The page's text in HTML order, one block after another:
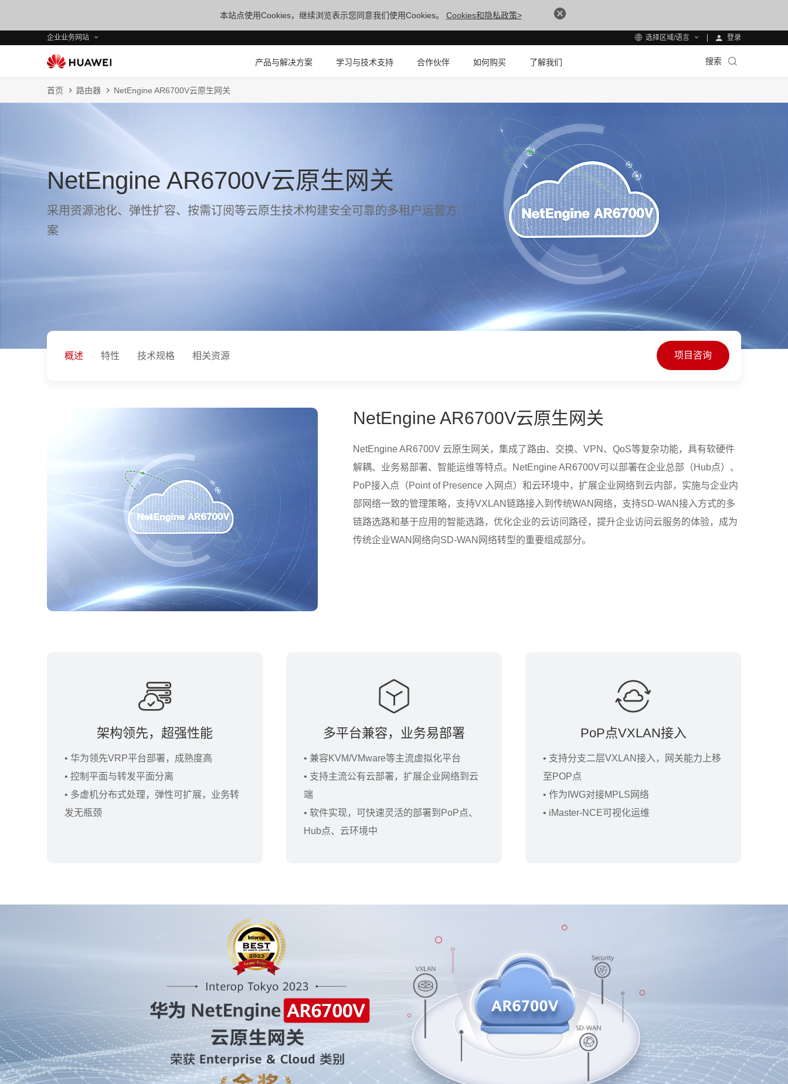
本站点使用Cookies，继续浏览表示您同意我们使用Cookies。 Cookies和隐私政策>
企业业务网站 选择区域/语言 登录
产品与解决方案 学习与技术支持 合作伙伴 如何购买 了解我们 搜索
首页 路由器 NetEngine AR6700V云原生网关
NetEngine AR6700V云原生网关
采用资源池化、弹性扩容、按需订阅等云原生技术构建安全可靠的多租户运营方
案
概述 特性 技术规格 相关资源 项目咨询
NetEngine AR6700V云原生网关
NetEngine AR6700V 云原生网关，集成了路由、交换、VPN、QoS等复杂功能，具有软硬件
解耦、业务易部署、智能运维等特点。NetEngine AR6700V可以部署在企业总部（Hub点）、
PoP接入点（Point of Presence 入网点）和云环境中，扩展企业网络到云内部，实施与企业内
部网络一致的管理策略，支持VXLAN链路接入到传统WAN网络，支持SD-WAN接入方式的多
链路选路和基于应用的智能选路，优化企业的云访问路径，提升企业访问云服务的体验，成为
传统企业WAN网络向SD-WAN网络转型的重要组成部分。
架构领先，超强性能
• 华为领先VRP平台部署，成熟度高
• 控制平面与转发平面分离
• 多虚机分布式处理，弹性可扩展，业务转
发无瓶颈
多平台兼容，业务易部署
• 兼容KVM/VMware等主流虚拟化平台
• 支持主流公有云部署，扩展企业网络到云
端
• 软件实现，可快速灵活的部署到PoP点、
Hub点、云环境中
PoP点VXLAN接入
• 支持分支二层VXLAN接入，网关能力上移
至POP点
• 作为IWG对接MPLS网络
• iMaster-NCE可视化运维